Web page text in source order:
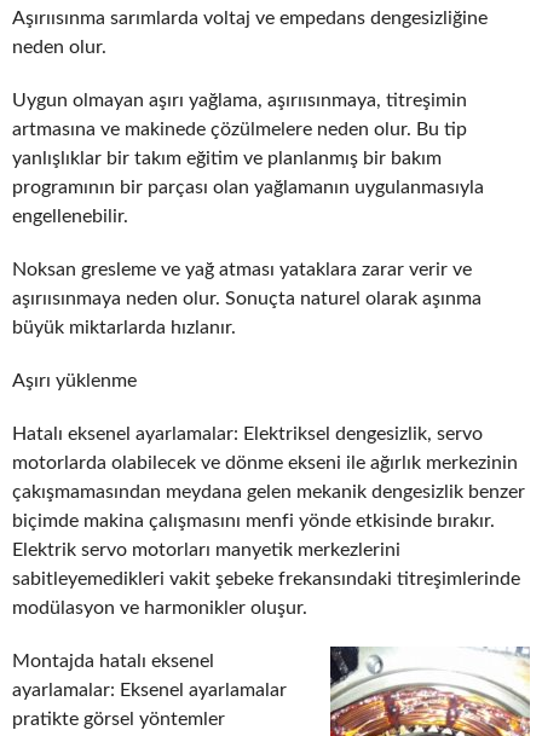
Aşırıısınma sarımlarda voltaj ve empedans dengesizliğine
neden olur.
Uygun olmayan aşırı yağlama, aşırıısınmaya, titreşimin
artmasına ve makinede çözülmelere neden olur. Bu tip
yanlışlıklar bir takım eğitim ve planlanmış bir bakım
programının bir parçası olan yağlamanın uygulanmasıyla
engellenebilir.
Noksan gresleme ve yağ atması yataklara zarar verir ve
aşırıısınmaya neden olur. Sonuçta naturel olarak aşınma
büyük miktarlarda hızlanır.
Aşırı yüklenme
Hatalı eksenel ayarlamalar: Elektriksel dengesizlik, servo
motorlarda olabilecek ve dönme ekseni ile ağırlık merkezinin
çakışmamasından meydana gelen mekanik dengesizlik benzer
biçimde makina çalışmasını menfi yönde etkisinde bırakır.
Elektrik servo motorları manyetik merkezlerini
sabitleyemedikleri vakit şebeke frekansındaki titreşimlerinde
modülasyon ve harmonikler oluşur.
Montajda hatalı eksenel
ayarlamalar: Eksenel ayarlamalar
pratikte görsel yöntemler